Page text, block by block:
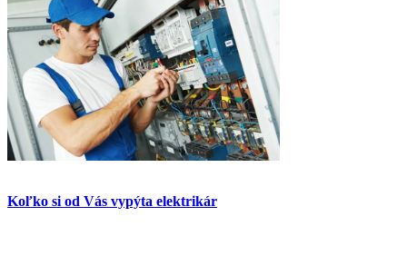
Koľko si od Vás vypýta elektrikár